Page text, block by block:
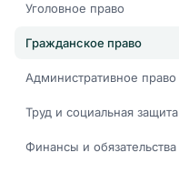
Уголовное право
Гражданское право
Административное право
Труд и социальная защита
Финансы и обязательства